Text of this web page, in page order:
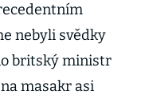
nebyli svědky
britský ministr
masakr asi